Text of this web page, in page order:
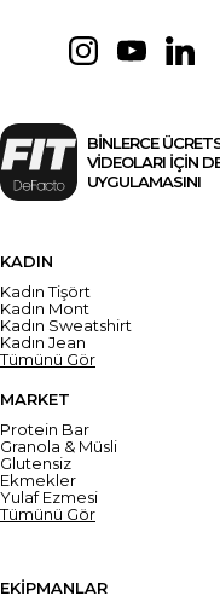
BİNLERCE
VİDEOLARI İÇİN
UYGULAMASINI
KADIN
Kadın Tişört
Kadın Mont
Kadın Sweatshirt
Kadın Jean
Tümünü Gör
MARKET
Protein Bar
Granola & Müsli
Glutensiz
Ekmekler
Yulaf Ezmesi
Tümünü Gör
EKİPMANLAR